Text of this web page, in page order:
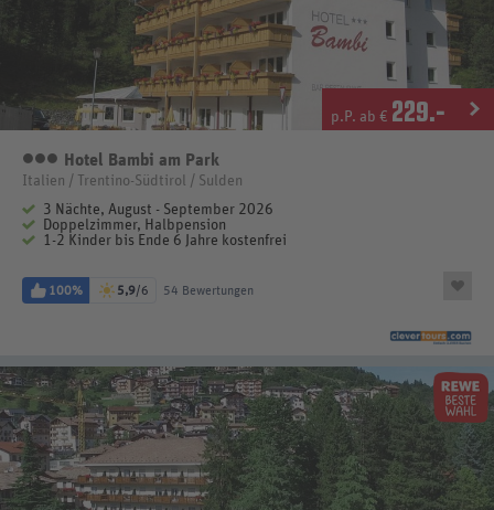
p.P. ab € 229.-
3 Sterne
Hotel Bambi am Park
Italien / Trentino-Südtirol / Sulden
3 Nächte, August - September 2026
Doppelzimmer, Halbpension
1-2 Kinder bis Ende 6 Jahre kostenfrei
100% 5,9/6 54 Bewertungen